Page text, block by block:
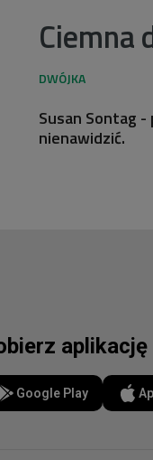
Ciemna
Susan Sontag
nienawidzić.
Google Play